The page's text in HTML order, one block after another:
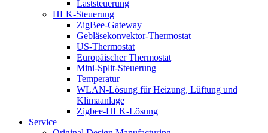
Laststeuerung
HLK-Steuerung
ZigBee-Gateway
Gebläsekonvektor-Thermostat
US-Thermostat
Europäischer Thermostat
Mini-Split-Steuerung
Temperatur
WLAN-Lösung für Heizung, Lüftung und
Klimaanlage
Zigbee-HLK-Lösung
Service